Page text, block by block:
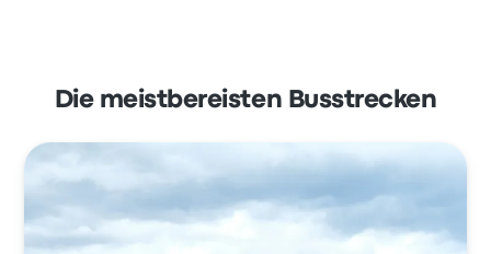
Die meistbereisten Busstrecken